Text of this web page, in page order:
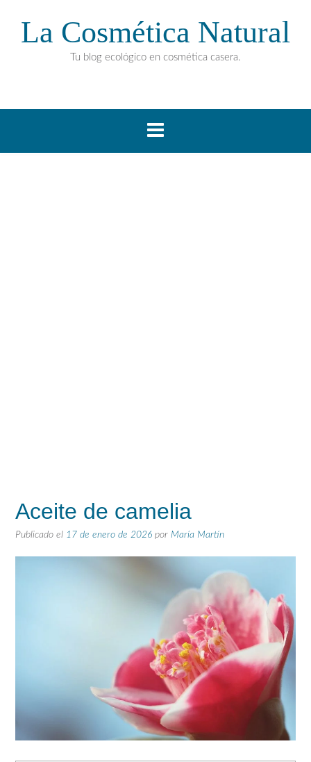
La Cosmética Natural
Tu blog ecológico en cosmética casera.
Aceite de camelia
Publicado el 17 de enero de 2026 por María Martín